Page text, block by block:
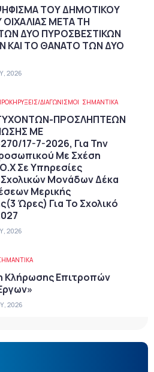
ΤΟΥ ΔΗΜΟΤΙΚΟΥ
ΜΕΤΑ ΤΗ
ΔΥΟ ΠΥΡΟΣΒΕΣΤΙΚΩΝ
ΚΑΙ ΤΟ ΘΑΝΑΤΟ ΤΩΝ ΔΥΟ
2026
ΔΙΑΓΩΝΙΣΜΟΊ ΣΗΜΑΝΤΙΚΆ
ΠΡΟΣΛΗΠΤΕΩΝ
ΜΕ
17-7-2026, Για Την
Με Σχέση
Σε Υπηρεσίες
Μονάδων Δέκα
Μερικής
Ώρες) Για Το Σχολικό
2026
Κλήρωσης Επιτροπών
2026